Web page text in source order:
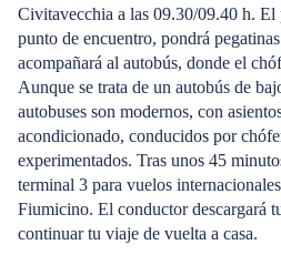
Civitavecchia a las 09.30/09.40 h. El
punto de encuentro, pondrá
acompañará al autobús, donde el
Aunque se trata de un autobús de
autobuses son modernos, con
acondicionado, conducidos por
experimentados. Tras unos 45
terminal 3 para vuelos
Fiumicino. El conductor descargará
continuar tu viaje de vuelta a casa.